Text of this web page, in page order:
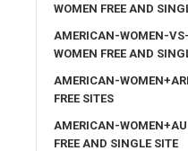
WOMEN FREE AND
AMERICAN-WOMEN-
WOMEN FREE AND
AMERICAN-
FREE SITES
AMERICAN-
FREE AND SINGLE SITE